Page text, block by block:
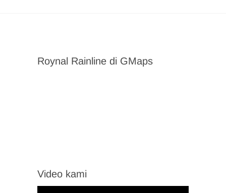
Roynal Rainline di GMaps
Video kami